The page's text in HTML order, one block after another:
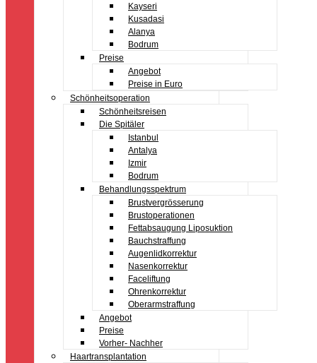
Kayseri
Kusadasi
Alanya
Bodrum
Preise
Angebot
Preise in Euro
Schönheitsoperation
Schönheitsreisen
Die Spitäler
Istanbul
Antalya
Izmir
Bodrum
Behandlungsspektrum
Brustvergrösserung
Brustoperationen
Fettabsaugung Liposuktion
Bauchstraffung
Augenlidkorrektur
Nasenkorrektur
Faceliftung
Ohrenkorrektur
Oberarmstraffung
Angebot
Preise
Vorher- Nachher
Haartransplantation